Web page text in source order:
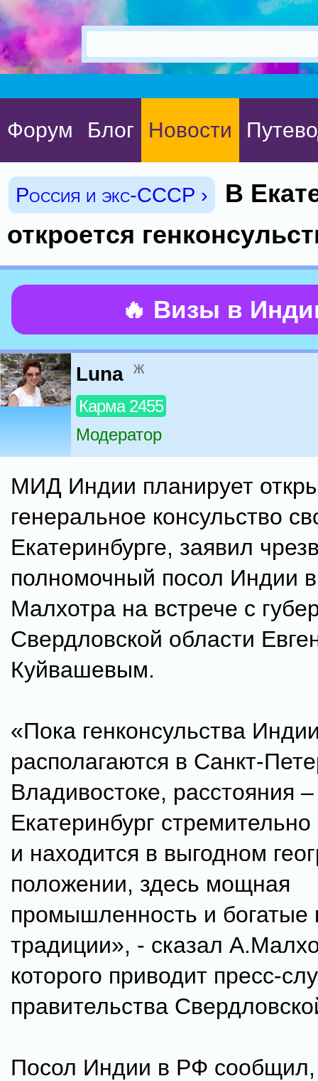
Форум Блог Новости
Россия и экс-СССР ›
В
откроется
🔥 Визы в
Luna ж
Карма 2455
Модератор
МИД Индии планирует
генеральное консульство
Екатеринбурге, заявил
полномочный посол Индии
Малхотра на встрече с
Свердловской области
Куйвашевым.
«Пока генконсульства
располагаются в Санкт-
Владивостоке, расстояния
Екатеринбург стремительно
и находится в выгодном
положении, здесь мощная
промышленность и богатые
традиции», - сказал
которого приводит пресс-
правительства
Посол Индии в РФ сообщил,